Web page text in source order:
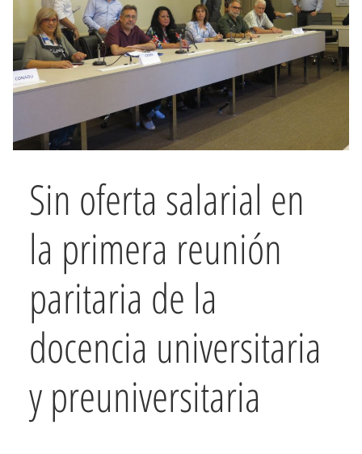
Sin oferta salarial en
la primera reunión
paritaria de la
docencia universitaria
y preuniversitaria